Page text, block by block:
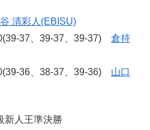
清彩人(EBISU)
37、39-37、39-37) 倉持
36、38-37、39-36) 山口
新人王準決勝